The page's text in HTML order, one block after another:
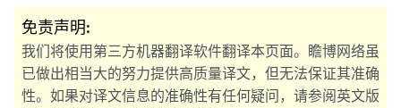
免责声明:
我们将使用第三方机器翻译软件翻译本页面。瞻博网络虽
已做出相当大的努力提供高质量译文，但无法保证其准确
性。如果对译文信息的准确性有任何疑问，请参阅英文版